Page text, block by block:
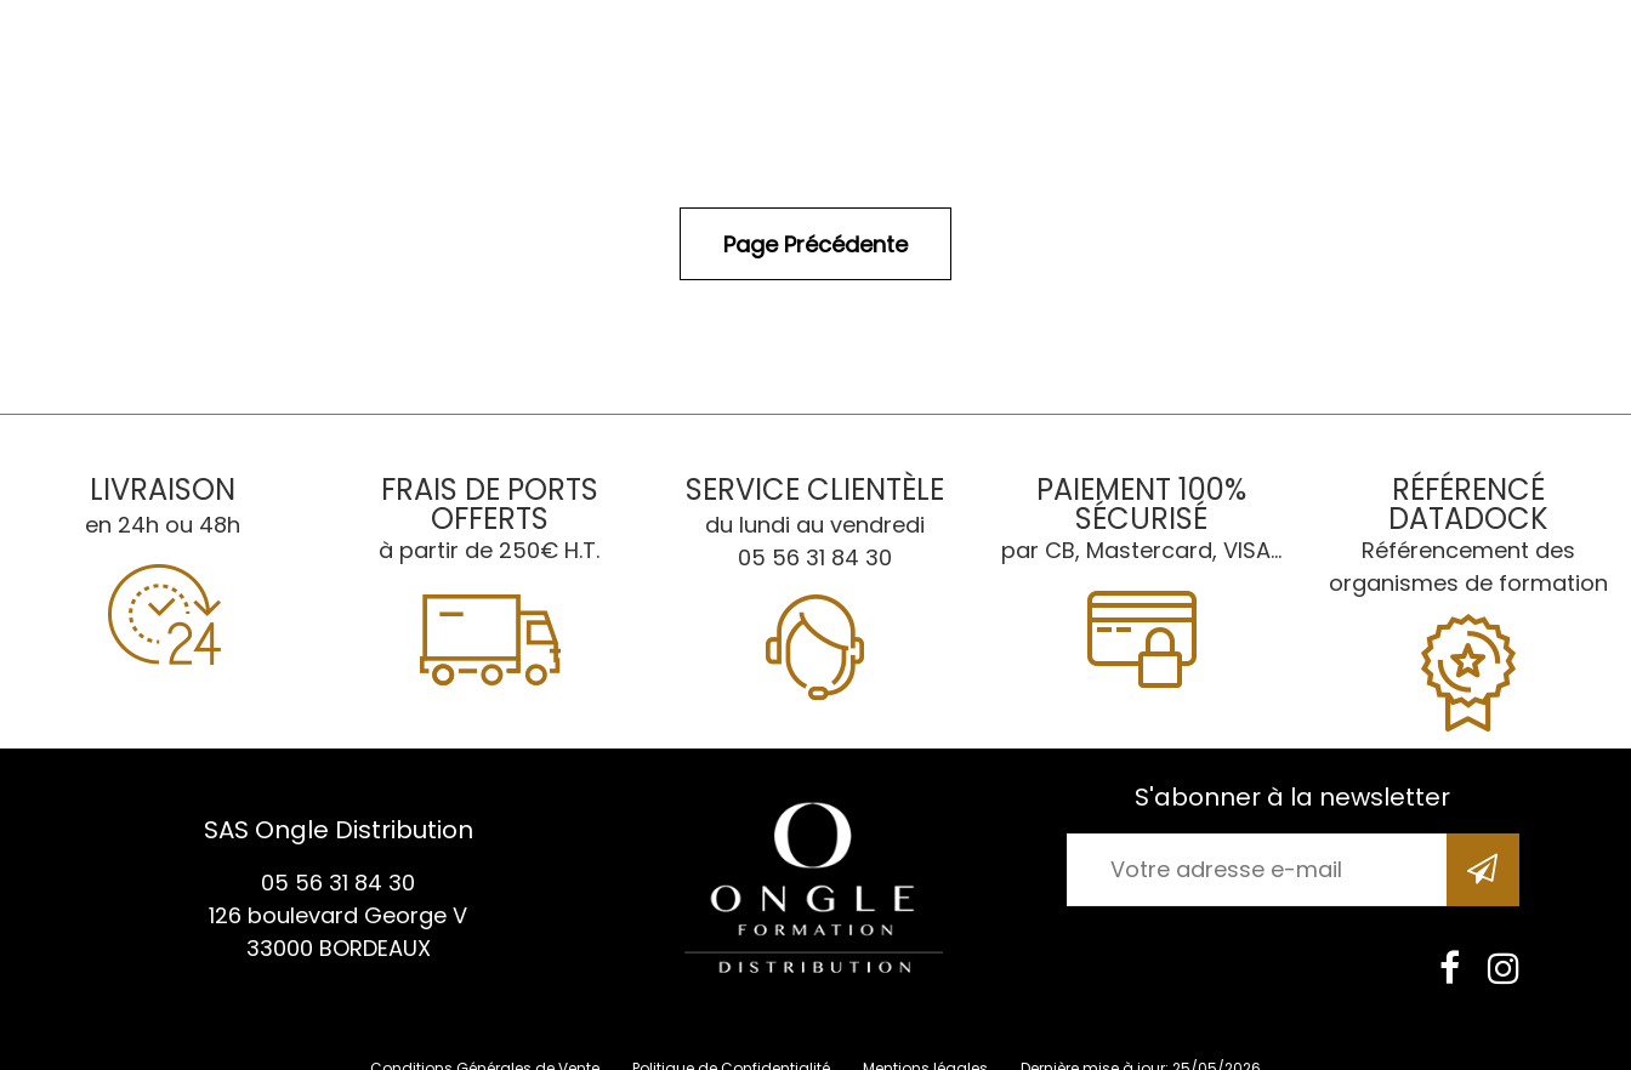
LIVRAISON
en 24h ou 48h
FRAIS DE PORTS
OFFERTS
à partir de 250€ H.T.
SERVICE CLIENTÈLE
du lundi au vendredi
05 56 31 84 30
PAIEMENT 100%
SÉCURISÉ
par CB, Mastercard, VISA...
RÉFÉRENCÉ
DATADOCK
Référencement des
organismes de formation
SAS Ongle Distribution
05 56 31 84 30
126 boulevard George V
33000 BORDEAUX
S'abonner à la newsletter